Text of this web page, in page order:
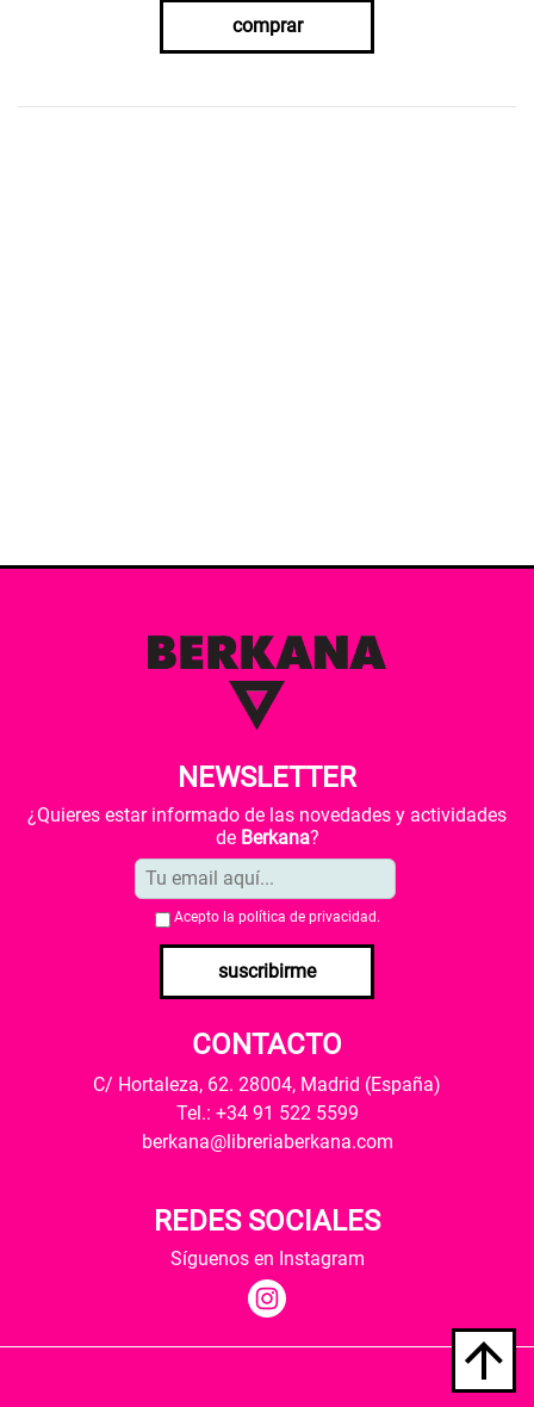
comprar
NEWSLETTER
¿Quieres estar informado de las novedades y actividades
de Berkana?
Acepto la política de privacidad .
suscribirme
CONTACTO
C/ Hortaleza, 62. 28004, Madrid (España)
Tel.: +34 91 522 5599
berkana@libreriaberkana.com
REDES SOCIALES
Síguenos en Instagram